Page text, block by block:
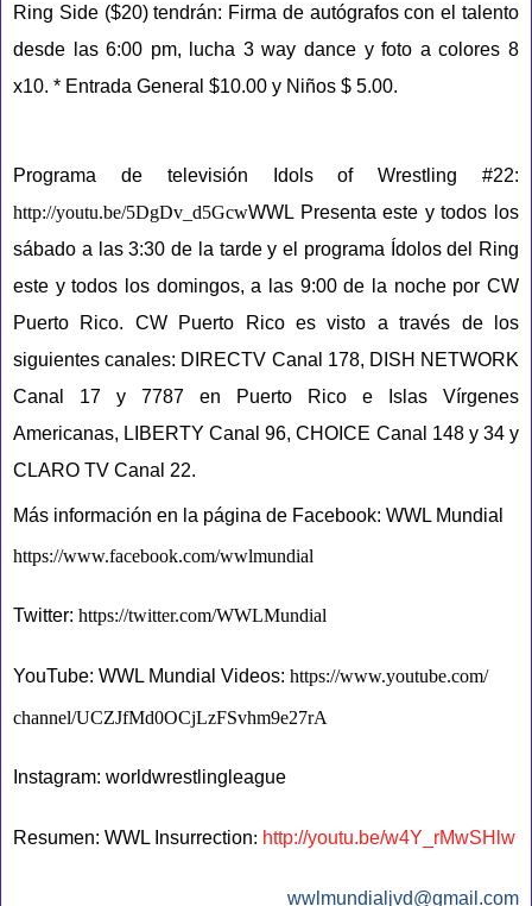
Ring Side ($20) tendrán: Firma de autógrafos con el talento
desde las 6:00 pm, lucha 3 way dance yfoto a colores 8
x10. * Entrada General $10.00 y Niños $ 5.00.
Programa de televisión Idols of Wrestling #22:
http://youtu.be/5DgDv_d5GcwWWL Presenta este y todos los
sábado a las 3:30 de la tarde y el programa Ídolos del Ring
este y todos los domingos, a las 9:00 de la noche por CW
Puerto Rico. CW Puerto Rico es visto a través de los
siguientes canales: DIRECTV Canal 178, DISH NETWORK
Canal 17 y 7787 en Puerto Rico e Islas Vírgenes
Americanas, LIBERTY Canal 96, CHOICE Canal 148 y 34 y
CLARO TV Canal 22.
Más información en la página de Facebook: WWL Mundial
https://www.facebook.com/wwlmundial
Twitter: https://twitter.com/WWLMundial
YouTube: WWL Mundial Videos: https://www.youtube.com/
channel/UCZJfMd0OCjLzFSvhm9e27rA
Instagram: worldwrestlingleague
Resumen: WWL Insurrection: http://youtu.be/w4Y_rMwSHlw
wwlmundialjvd@gmail.com